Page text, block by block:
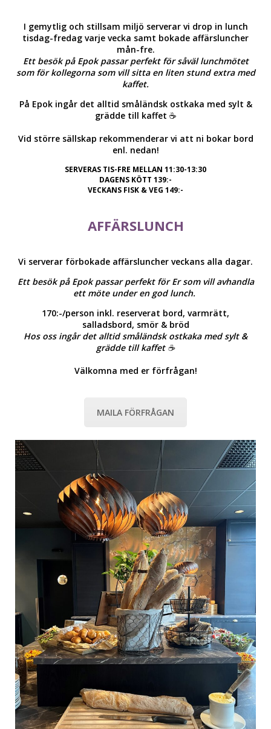
I gemytlig och stillsam miljö serverar vi drop in lunch
tisdag-fredag varje vecka samt bokade affärsluncher
mån-fre.
Ett besök på Epok passar perfekt för såväl lunchmötet
som för kollegorna som vill sitta en liten stund extra med
kaffet.
På Epok ingår det alltid småländsk ostkaka med sylt &
grädde till kaffet ☕️
Vid större sällskap rekommenderar vi att ni bokar bord
enl. nedan!
SERVERAS TIS-FRE MELLAN 11:30-13:30
DAGENS KÖTT 139:-
VECKANS FISK & VEG 149:-
AFFÄRSLUNCH
Vi serverar förbokade affärsluncher veckans alla dagar.
Ett besök på Epok passar perfekt för Er som vill avhandla
ett möte under en god lunch.
170:-/person inkl. reserverat bord, varmrätt,
salladsbord, smör & bröd
Hos oss ingår det alltid småländsk ostkaka med sylt &
grädde till kaffet ☕️
Välkomna med er förfrågan!
MAILA FÖRFRÅGAN